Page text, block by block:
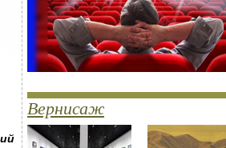
Вернисаж